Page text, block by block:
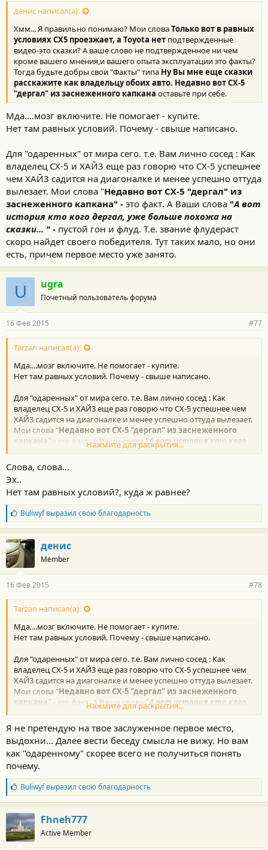
денис написал(а):
Хмм... Я правильно понимаю? Мои словаТолько вот в равных
условиях CX5 проезжает, а Toyota нет подтвержденные
видео-это сказки? А ваше слово не подтвержденное ни чем
кроме вашего мнения,и вашего опыта эксплуатации это факты?
Тогда будьте добры свои "Факты" типа Ну Вы мне еще сказки
расскажите как владельцу обоих авто. Недавно вот СХ-5
"дергал" из заснеженного капкана оставьте при себе.
Мда....мозг включите. Не помогает - купите.
Нет там равных условий. Почему - свыше написано.
Для "одаренных" от мира сего. т.е. Вам лично сосед : Как
владелец СХ-5 и ХАЙ3 еще раз говорю что СХ-5 успешнее
чем ХАЙ3 садится на диагоналке и менее успешно оттуда
вылезает. Мои слова "Недавно вот СХ-5 "дергал" из
заснеженного капкана" - это факт. А Ваши слова "А вот
история кто кого дергал, уже больше похожа на
сказки... " - пустой гон и флуд. Т.е. звание флудераст
скоро найдет своего победителя. Тут таких мало, но они
есть, причем первое место уже занято.
U ugra
Почетный пользователь форума
16 Фев 2015 #77
Tarzan написал(а):
Мда....мозг включите. Не помогает - купите.
Нет там равных условий. Почему - свыше написано.
Для "одаренных" от мира сего. т.е. Вам лично сосед : Как
владелец СХ-5 и ХАЙ3 еще раз говорю что СХ-5 успешнее чем
ХАЙ3 садится на диагоналке и менее успешно оттуда вылезает.
Мои слова "Недавно вот СХ-5 "дергал" из заснеженного
капкана" - это факт. А Ваши слова "А вот история кто кого
дергал, уже больше похожа на сказки... " -пустой гон и флуд.
таких мало, но они есть, причем первое место уже занято.
Нажмите для раскрытия...
Слова, слова...
Эх..
Нет там равных условий?, куда ж равнее?
Б
л
а
г
о
д
а
н
о
с
и
:
Buliwyfвыразил свою благодарность
денис
Member
16 Фев 2015 #78
Tarzan написал(а):
Мда....мозг включите. Не помогает - купите.
Нет там равных условий. Почему - свыше написано.
Для "одаренных" от мира сего. т.е. Вам лично сосед : Как
владелец СХ-5 и ХАЙ3 еще раз говорю что СХ-5 успешнее чем
ХАЙ3 садится на диагоналке и менее успешно оттуда вылезает.
Мои слова "Недавно вот СХ-5 "дергал" из заснеженного
капкана" - это факт.А Ваши слова"А вот история кто кого
дергал, уже больше похожа на сказки... " -пустой гон и флуд.
таких мало, но они есть, причем первое место уже занято.
Нажмите для раскрытия...
Я не претендую на твое заслуженное первое место,
выдохни... Далее вести беседу смысла не вижу. Но вам
как "одаренному" скорее всего не получиться понять
почему.
Б
л
а
г
о
д
а
Buliwyfвыразил свою благодарность
Fhneh777
Active Member